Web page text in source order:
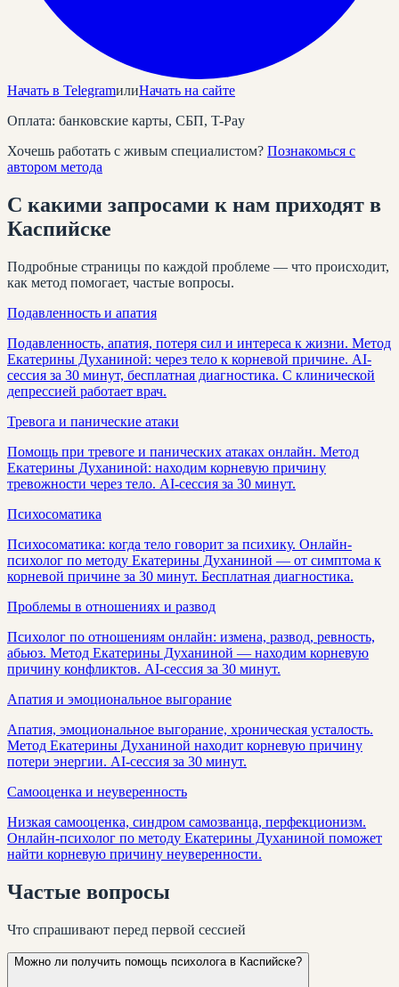
Начать в TelegramилиНачать на сайте
Оплата: банковские карты, СБП, T-Pay
Хочешь работать с живым специалистом? Познакомься с
автором метода
С какими запросами к нам приходят в
Каспийске
Подробные страницы по каждой проблеме — что происходит,
как метод помогает, частые вопросы.
Подавленность и апатия
Подавленность, апатия, потеря сил и интереса к жизни. Метод
Екатерины Духаниной: через тело к корневой причине. AI-
сессия за 30 минут, бесплатная диагностика. С клинической
депрессией работает врач.
Тревога и панические атаки
Помощь при тревоге и панических атаках онлайн. Метод
Екатерины Духаниной: находим корневую причину
тревожности через тело. AI-сессия за 30 минут.
Психосоматика
Психосоматика: когда тело говорит за психику. Онлайн-
психолог по методу Екатерины Духаниной — от симптома к
корневой причине за 30 минут. Бесплатная диагностика.
Проблемы в отношениях и развод
Психолог по отношениям онлайн: измена, развод, ревность,
абьюз. Метод Екатерины Духаниной — находим корневую
причину конфликтов. AI-сессия за 30 минут.
Апатия и эмоциональное выгорание
Апатия, эмоциональное выгорание, хроническая усталость.
Метод Екатерины Духаниной находит корневую причину
потери энергии. AI-сессия за 30 минут.
Самооценка и неуверенность
Низкая самооценка, синдром самозванца, перфекционизм.
Онлайн-психолог по методу Екатерины Духаниной поможет
найти корневую причину неуверенности.
Частые вопросы
Что спрашивают перед первой сессией
Можно ли получить помощь психолога в Каспийске?